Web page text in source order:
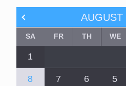
AUGUST
WE
TH
FR
SA
1
5
6
7
8